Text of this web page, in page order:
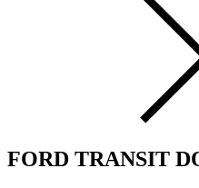
FORD TRANSIT